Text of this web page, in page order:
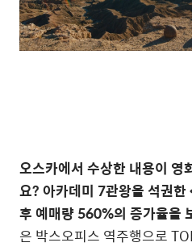
오스카에서 수상한 내용이 영
요? 아카데미 7관왕을 석권한
후 예매량 560%의 증가율을
은 박스오피스 역주행으로